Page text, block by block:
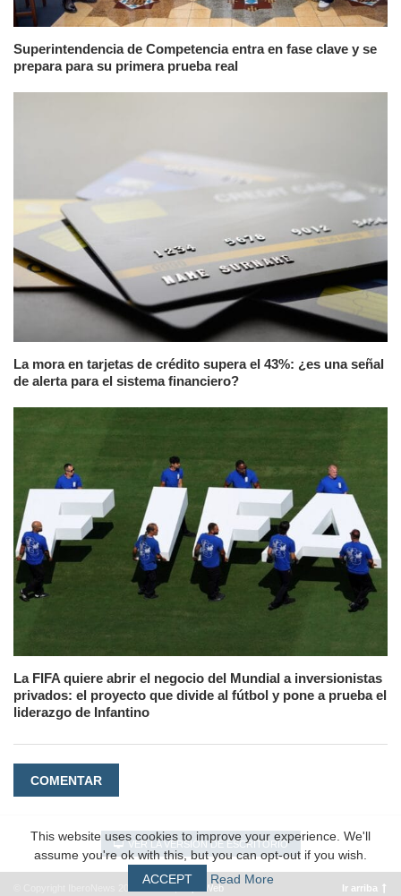
Superintendencia de Competencia entra en fase clave y se
prepara para su primera prueba real
La mora en tarjetas de crédito supera el 43%: ¿es una señal
de alerta para el sistema financiero?
La FIFA quiere abrir el negocio del Mundial a inversionistas
privados: el proyecto que divide al fútbol y pone a prueba el
liderazgo de Infantino
COMENTAR
VER LA VERSIÓN DE ESCRITORIO
#EpicWeb Ir arriba
This website uses cookies to improve your experience. We'll
assume you're ok with this, but you can opt-out if you wish.
ACCEPT
Read More